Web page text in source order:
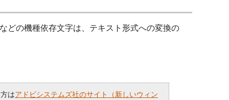
の機種依存文字は、テキスト形式への変換の
はアドビシステムズ社のサイト（新しいウィン